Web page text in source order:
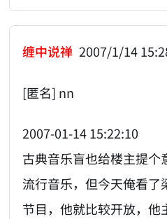
缠中说禅 2007/1/14
[匿名] nn
2007-01-14 15:22:10
古典音乐盲也给楼主提
流行音乐，但今天俺看了
节目，他就比较开放，他